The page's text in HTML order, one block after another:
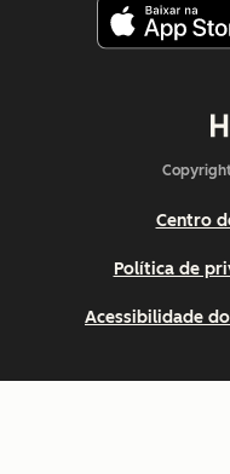
Centro
Política de
Acessibilidade